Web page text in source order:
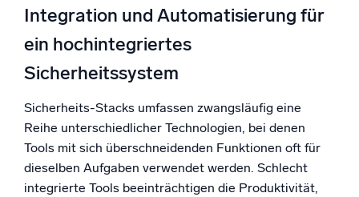
Integration und Automatisierung für
ein hochintegriertes
Sicherheitssystem
Sicherheits-Stacks umfassen zwangsläufig eine
Reihe unterschiedlicher Technologien, bei denen
Tools mit sich überschneidenden Funktionen oft für
dieselben Aufgaben verwendet werden. Schlecht
integrierte Tools beeinträchtigen die Produktivität,